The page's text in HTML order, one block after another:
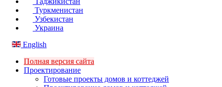
Туркменистан
Узбекистан
Украина
English
Полная версия сайта
Проектирование
Готовые проекты домов и коттеджей